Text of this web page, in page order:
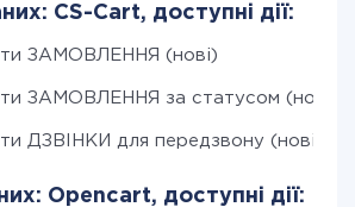
CS-Cart, доступні дії:
ЗАМОВЛЕННЯ (нові)
ЗАМОВЛЕННЯ за статусом (нові)
ДЗВІНКИ для передзвону (нові)
Opencart, доступні дії: